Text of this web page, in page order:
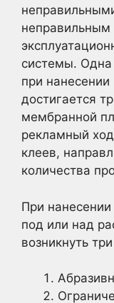
системы. Одна
при нанесении
достигается
мембранной
рекламный
клеев,
количества
При
под или над
возникнуть